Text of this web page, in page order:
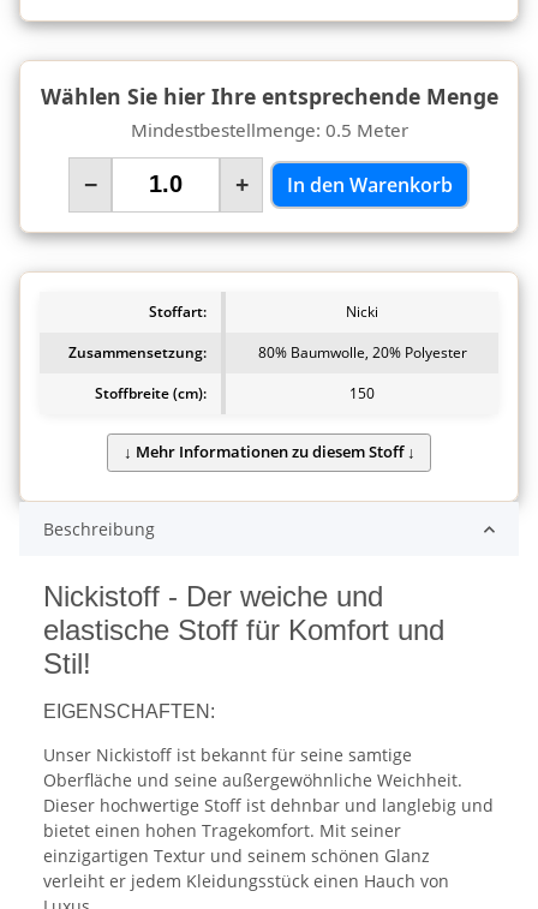
Wählen Sie hier Ihre entsprechende Menge
Mindestbestellmenge: 0.5 Meter
− + In den Warenkorb
Stoffart:
Nicki
Zusammensetzung:
80% Baumwolle, 20% Polyester
Stoffbreite (cm):
150
Beschreibung
Nickistoff - Der weiche und
elastische Stoff für Komfort und
Stil!
EIGENSCHAFTEN:
Unser Nickistoff ist bekannt für seine samtige
Oberfläche und seine außergewöhnliche Weichheit.
Dieser hochwertige Stoff ist dehnbar und langlebig und
bietet einen hohen Tragekomfort. Mit seiner
einzigartigen Textur und seinem schönen Glanz
verleiht er jedem Kleidungsstück einen Hauch von